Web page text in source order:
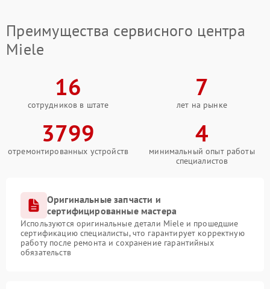
Преимущества сервисного центра
Miele
16
сотрудников в штате
7
лет на рынке
3799
отремонтированных устройств
4
минимальный опыт работы
специалистов
Оригинальные запчасти и
сертифицированные мастера
Используются оригинальные детали Miele и прошедшие
сертификацию специалисты, что гарантирует корректную
работу после ремонта и сохранение гарантийных
обязательств